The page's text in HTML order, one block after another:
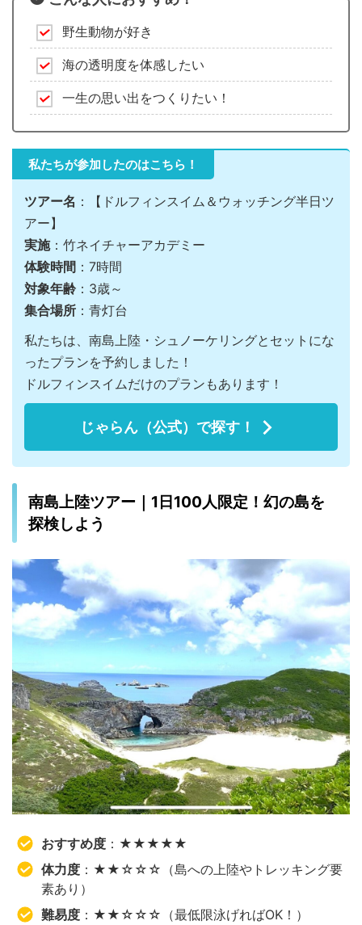
野生動物が好き
海の透明度を体感したい
一生の思い出をつくりたい！
私たちが参加したのはこちら！
ツアー名 ：【ドルフィンスイム＆ウォッチング半日ツ
アー】
実施：竹ネイチャーアカデミー
体験時間 ：7時間
対象年齢 ：3歳～
集合場所 ：青灯台
私たちは、南島上陸・シュノーケリングとセットにな
ったプランを予約しました！
ドルフィンスイムだけのプランもあります！
じゃらん（公式）で探す！
南島上陸ツアー｜1日100人限定！幻の島を
探検しよう
おすすめ度 ：★★★★★
体力度 ：★★☆☆☆（島への上陸やトレッキング要
素あり）
難易度 ：★★☆☆☆（最低限泳げればOK！）